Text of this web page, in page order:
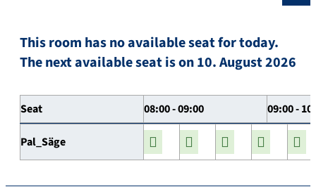
This room has no available seat for today.
The next available seat is on 10. August 2026
Seat 08:00 - 09:00 09:00 -
Pal_Säge